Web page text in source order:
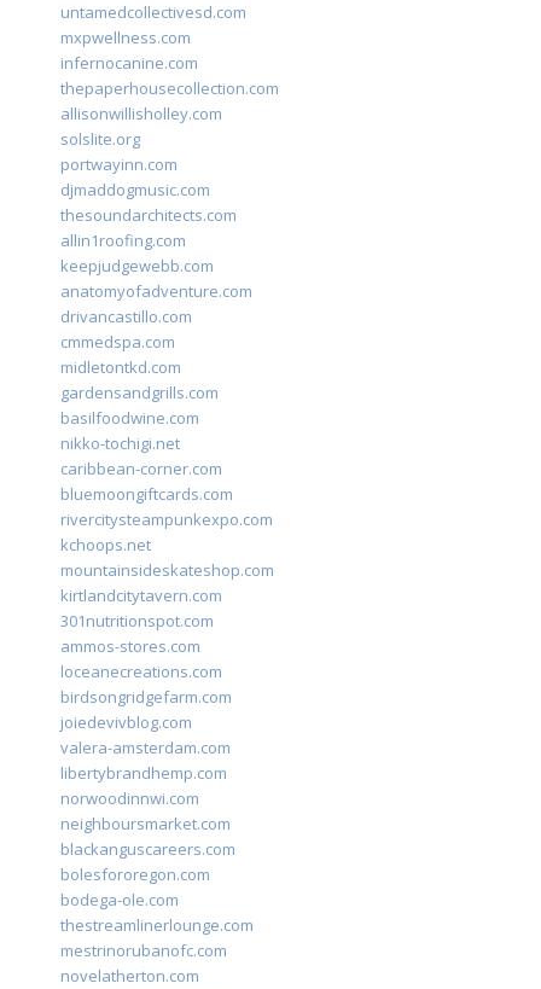
untamedcollectivesd.com
mxpwellness.com
infernocanine.com
thepaperhousecollection.com
allisonwillisholley.com
solslite.org
portwayinn.com
djmaddogmusic.com
thesoundarchitects.com
allin1roofing.com
keepjudgewebb.com
anatomyofadventure.com
drivancastillo.com
cmmedspa.com
midletontkd.com
gardensandgrills.com
basilfoodwine.com
nikko-tochigi.net
caribbean-corner.com
bluemoongiftcards.com
rivercitysteampunkexpo.com
kchoops.net
mountainsideskateshop.com
kirtlandcitytavern.com
301nutritionspot.com
ammos-stores.com
loceanecreations.com
birdsongridgefarm.com
joiedevivblog.com
valera-amsterdam.com
libertybrandhemp.com
norwoodinnwi.com
neighboursmarket.com
blackanguscareers.com
bolesfororegon.com
bodega-ole.com
thestreamlinerlounge.com
mestrinorubanofc.com
novelatherton.com